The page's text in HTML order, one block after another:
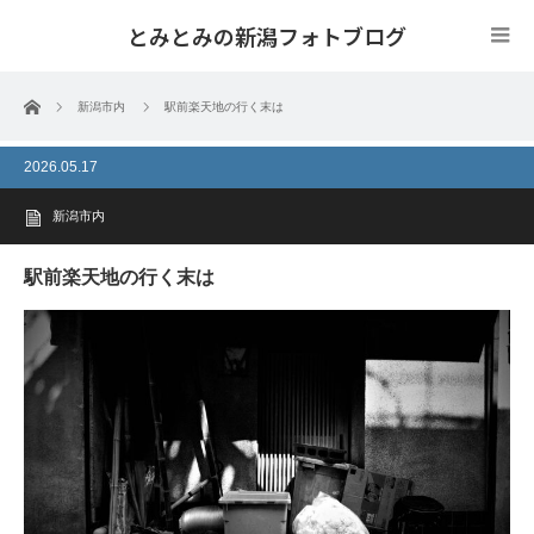
とみとみの新潟フォトブログ
ホーム 新潟市内 駅前楽天地の行く末は
2026.05.17
新潟市内
駅前楽天地の行く末は